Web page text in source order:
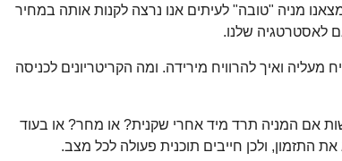
מניה "טובה" לעיתים אנו נרצה לקנות אותה במחיר
לאסטרטגיה שלנו.
מעליה ואיך להרוויח מירידה. ומה הקריטריונים לכניסה
אם המניה תרד מיד אחרי שקנית? או מחר? או בעוד
התזמון, ולכן חייבים תוכנית פעולה לכל מצב.